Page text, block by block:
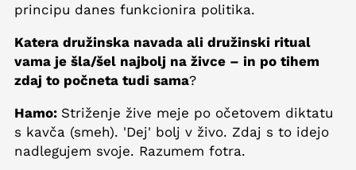
principu danes funkcionira politika.
Katera družinska navada ali družinski ritual
vama je šla/šel najbolj na živce – in po tihem
zdaj to počneta tudi sama?
Hamo: Striženje žive meje po očetovem diktatu
s kavča (smeh). 'Dej' bolj v živo. Zdaj s to idejo
nadlegujem svoje. Razumem fotra.